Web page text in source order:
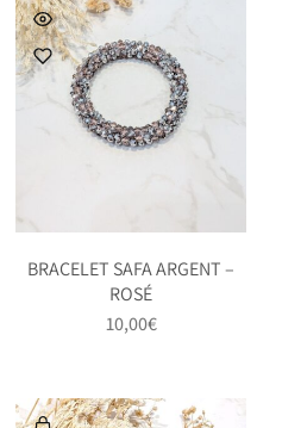
BRACELET SAFA ARGENT –
ROSÉ
10,00€